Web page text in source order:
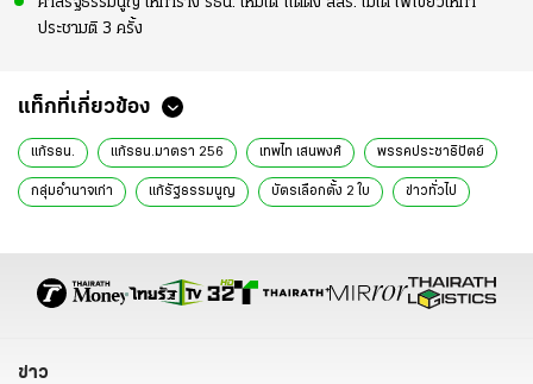
ประชามติ 3 ครั้ง
แท็กที่เกี่ยวข้อง
แก้รธน. แก้รธน.มาตรา 256 เทพไท เสนพงศ์ พรรคประชาธิปัตย์
กลุ่มอำนาจเก่า แก้รัฐธรรมนูญ บัตรเลือกตั้ง 2 ใบ ข่าวทั่วไป
ข่าว